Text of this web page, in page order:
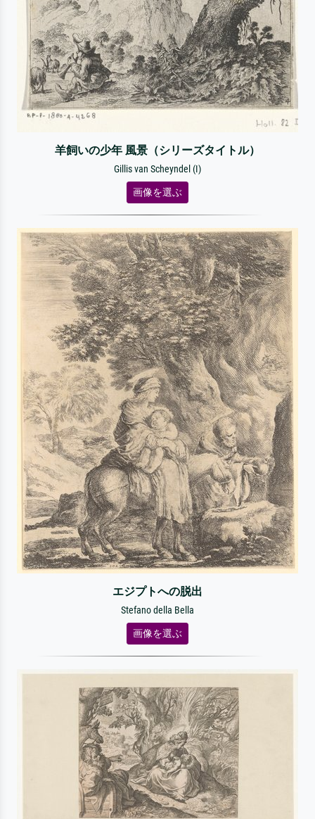
羊飼いの少年 風景（シリーズタイトル）
Gillis van Scheyndel (I)
画像を選ぶ
エジプトへの脱出
Stefano della Bella
画像を選ぶ